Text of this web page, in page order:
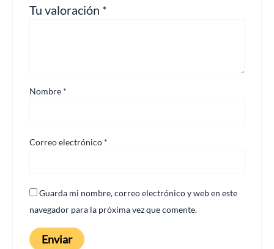
Tu valoración *
Nombre *
Correo electrónico *
Guarda mi nombre, correo electrónico y web en este
navegador para la próxima vez que comente.